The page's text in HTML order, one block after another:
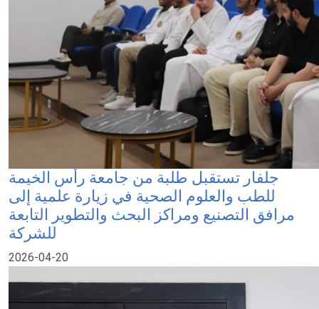
جلفار تستقبل طلبة من جامعة رأس الخيمة
للطب والعلوم الصحية في زيارة علمية إلى
مرافق التصنيع ومراكز البحث والتطوير التابعة
للشركة
2026-04-20